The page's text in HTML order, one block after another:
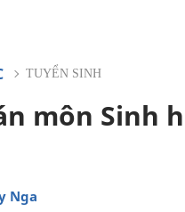
TUYỂN SINH
môn Sinh
Nga